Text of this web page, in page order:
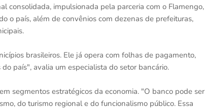
consolidada, impulsionada pela parceria com o Flamengo,
o país, além de convênios com dezenas de prefeituras,
brasileiros. Ele já opera com folhas de pagamento,
país", avalia um especialista do setor bancário.
segmentos estratégicos da economia. "O banco pode ser
do turismo regional e do funcionalismo público. Essa